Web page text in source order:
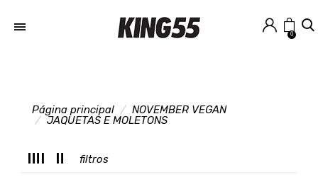
0
Página principal
NOVEMBER VEGAN
JAQUETAS E MOLETONS
filtros